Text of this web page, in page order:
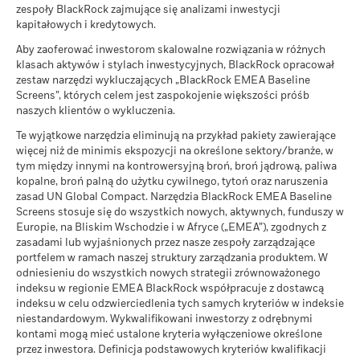
(WAN), przy założeniu reinwestycji dochodu brutto. Dane
dotyczące wyników oparto na wartości aktywów netto (WAN)
funduszu ETF. Poszczególni udziałowcy mogą realizować
zwroty, które różnią się od wyników WAN.
Jeśli inwestycji dokonano w walucie innej niż ta, której użyto
do obliczenia poprzednich wyników, zwrot z inwestycji może w
ratingu kredytowego lub niewywiązywania się z zobowiązań,
lub zmian w kompozycji portfela w czasie.
Szacowany dochód netto z inwestycji jest podawany w ujęciu
rocznym. W przypadku okresów krótszych niż jeden rok korekta
dochodu będzie powiększona o określoną zmianę ceny. Ten
efekt będzie narastał wraz ze zbliżaniem się funduszu do
30-cze-2021
Zwrot z pożyczek papierów wartościowych (%)
Średnia kwota pożyczki (% AUM)
Maksymalna kwota pożyczki (% AUM)
Zabezpieczenie (% pożyczki)
Powyższa tabela podsumowuje dane pożyczek dostępne dla
funduszu.
Informacje znajdujące się w tabeli Podsumowanie pożyczki
Jaki zwrot możesz otrzymać po odliczeniu
Średni zwrot w każdym roku
Umiarkowany
Jaki zwrot możesz otrzymać po odliczeniu
Średni zwrot w każdym roku
Jaki zwrot możesz otrzymać po odliczeniu
Średni zwrot w każdym roku
Scenariusz warunków skrajnych pokazuje, ile pieniędzy
możesz odzyskać w ekstremalnych warunkach rynkowych.
na dzień 05-sie-2026
na dzień 05-sie-2026
MSCI – Naruszający Zasady
globalnego wpływu ONZ
na dzień 05-sie-2026
0,00%
MSCI – Węgiel energetyczny
na dzień 05-sie-2026
0,00%
MSCI – Piaski roponośne
na dzień 05-sie-2026
0,00%
Pokrycie powiązań
biznesowych
na dzień 05-sie-2026
90,60%
Procent Funduszu nie
pokryty
na dzień 05-sie-2026
9,40%
iShares V plc - Prospectus (Polish - Poland)
Zobacz wszystkie dokumenty
zespoły BlackRock zajmujące się analizami inwestycji
kapitałowych i kredytowych.
Aby zaoferować inwestorom skalowalne rozwiązania w różnych
klasach aktywów i stylach inwestycyjnych, BlackRock opracował
zestaw narzędzi wykluczających „BlackRock EMEA Baseline
Screens”, których celem jest zaspokojenie większości próśb
naszych klientów o wykluczenia.
Te wyjątkowe narzędzia eliminują na przykład pakiety zawierające
więcej niż de minimis ekspozycji na określone sektory/branże, w
tym między innymi na kontrowersyjną broń, broń jądrową, paliwa
kopalne, broń palną do użytku cywilnego, tytoń oraz naruszenia
zasad UN Global Compact. Narzędzia BlackRock EMEA Baseline
Screens stosuje się do wszystkich nowych, aktywnych, funduszy w
Europie, na Bliskim Wschodzie i w Afryce („EMEA”), zgodnych z
zasadami lub wyjaśnionych przez nasze zespoły zarządzające
portfelem w ramach naszej struktury zarządzania produktem. W
odniesieniu do wszystkich nowych strategii zrównoważonego
indeksu w regionie EMEA BlackRock współpracuje z dostawcą
indeksu w celu odzwierciedlenia tych samych kryteriów w indeksie
niestandardowym. Wykwalifikowani inwestorzy z odrębnymi
kontami mogą mieć ustalone kryteria wyłączeniowe określone
przez inwestora. Definicja podstawowych kryteriów kwalifikacji